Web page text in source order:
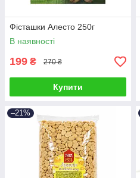
Фісташки Алесто 250г
В наявності
199 ₴ 270 ₴
Купити
–21%